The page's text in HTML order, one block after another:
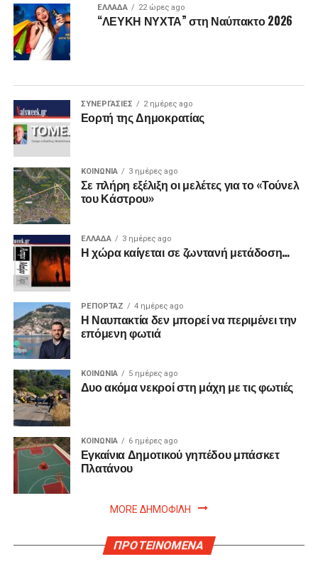
ΕΛΛΑΔΑ 22 ώρες ago
“ΛΕΥΚΗ ΝΥΧΤΑ” στη Ναύπακτο 2026
ΣΥΝΕΡΓΑΣΙΕΣ 2 ημέρες ago
Εορτή της Δημοκρατίας
ΚΟΙΝΩΝΙΑ 3 ημέρες ago
Σε πλήρη εξέλιξη οι μελέτες για το «Τούνελ
του Κάστρου»
ΕΛΛΑΔΑ 3 ημέρες ago
Η χώρα καίγεται σε ζωντανή μετάδοση…
ΡΕΠΟΡΤΑΖ 4 ημέρες ago
Η Ναυπακτία δεν μπορεί να περιμένει την
επόμενη φωτιά
ΚΟΙΝΩΝΙΑ 5 ημέρες ago
Δυο ακόμα νεκροί στη μάχη με τις φωτιές
ΚΟΙΝΩΝΙΑ 6 ημέρες ago
Εγκαίνια Δημοτικού γηπέδου μπάσκετ
Πλατάνου
MORE ΔΗΜΟΦΙΛΗ
ΠΡΟΤΕΙΝΟΜΕΝΑ